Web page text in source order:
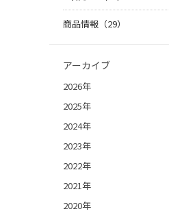
商品情報（29）
アーカイブ
2026年
2025年
2024年
2023年
2022年
2021年
2020年